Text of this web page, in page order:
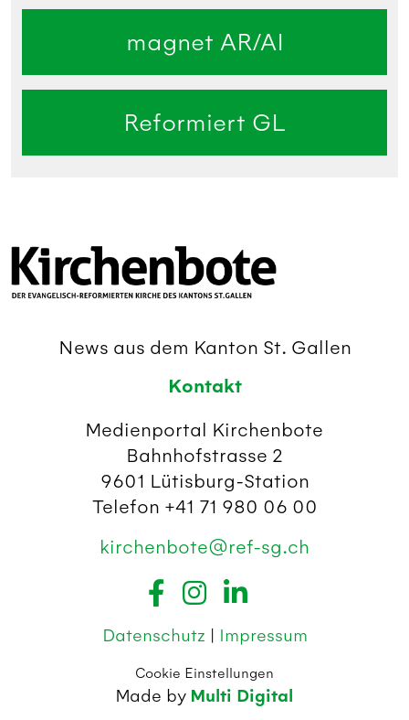
magnet AR/AI
Reformiert GL
News aus dem Kanton St. Gallen
Kontakt
Medienportal Kirchenbote
Bahnhofstrasse 2
9601 Lütisburg-Station
Telefon +41 71 980 06 00
kirchenbote@ref-sg.ch
Datenschutz | Impressum
Cookie Einstellungen
Made by Multi Digital